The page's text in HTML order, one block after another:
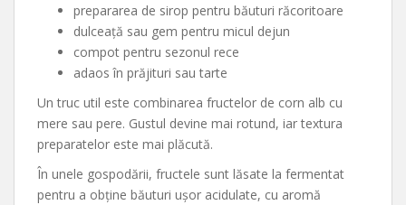
prepararea de sirop pentru băuturi răcoritoare
dulceață sau gem pentru micul dejun
compot pentru sezonul rece
adaos în prăjituri sau tarte
Un truc util este combinarea fructelor de corn alb cu
mere sau pere. Gustul devine mai rotund, iar textura
preparatelor este mai plăcută.
În unele gospodării, fructele sunt lăsate la fermentat
pentru a obține băuturi ușor acidulate, cu aromă